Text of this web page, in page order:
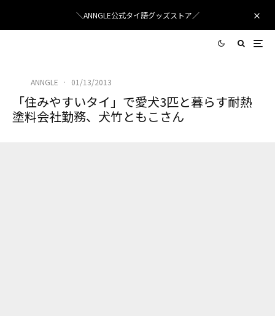
＼ANNGLE公式タイ語グッズストア／
ANNGLE · 01/13/2013
「住みやすいタイ」で愛犬3匹と暮らす耐熱
塗料会社勤務、犬竹ともこさん